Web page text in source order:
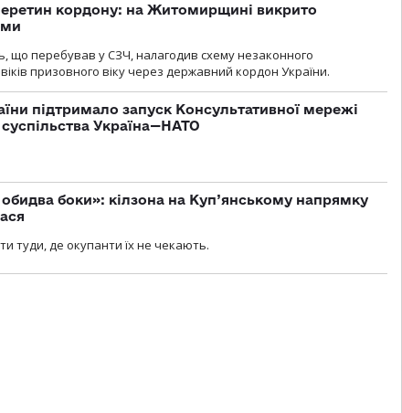
кордону: на Житомирщині викрито
що перебував у СЗЧ, налагодив схему незаконного
призовного віку через державний кордон України.
підтримало запуск Консультативної мережі
Україна—НАТО
обидва боки»: кілзона на Куп’янському напрямку
туди, де окупанти їх не чекають.